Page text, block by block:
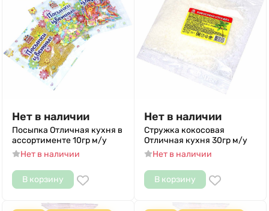
Нет в наличии
Посыпка Отличная кухня в
ассортименте 10гр м/у
Нет в наличии
В корзину
Нет в наличии
Стружка кокосовая
Отличная кухня 30гр м/у
Нет в наличии
В корзину